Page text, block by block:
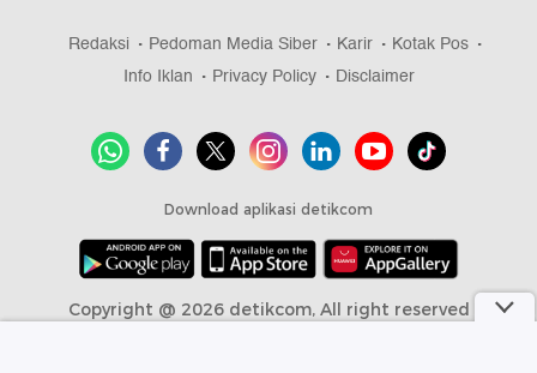
Redaksi Pedoman Media Siber Karir
Kotak Pos
Info Iklan
Privacy Policy Disclaimer
Download aplikasi detikcom
Copyright @ 2026 detikcom, All right reserved